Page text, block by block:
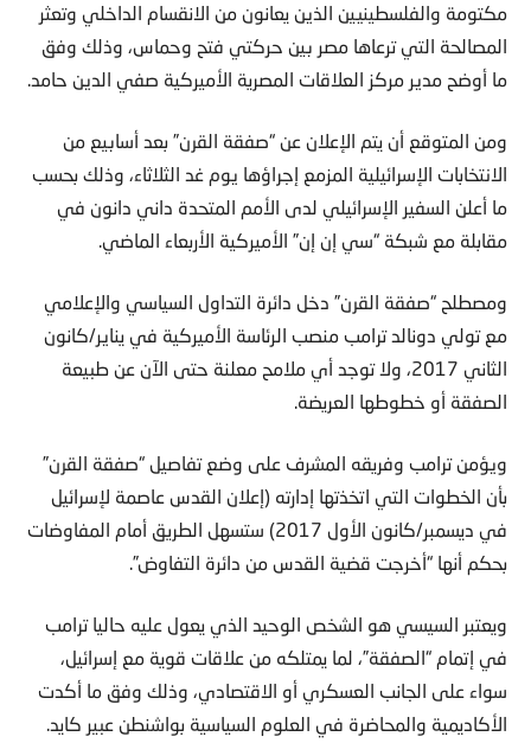
مكتومة والفلسطينيين الذين يعانون من الانقسام الداخلي وتعثر
المصالحة التي ترعاها مصر بين حركتي فتح وحماس، وذلك وفق
ما أوضح مدير مركز العلاقات المصرية الأميركية صفي الدين حامد.
ومن المتوقع أن يتم الإعلان عن “صفقة القرن” بعد أسابيع من
الانتخابات الإسرائيلية المزمع إجراؤها يوم غد الثلاثاء، وذلك بحسب
ما أعلن السفير الإسرائيلي لدى الأمم المتحدة داني دانون في
مقابلة مع شبكة “سي إن إن” الأميركية الأربعاء الماضي.
ومصطلح “صفقة القرن” دخل دائرة التداول السياسي والإعلامي
مع تولي دونالد ترامب منصب الرئاسة الأميركية في يناير/كانون
الثاني 2017، ولا توجد أي ملامح معلنة حتى الآن عن طبيعة
الصفقة أو خطوطها العريضة.
ويؤمن ترامب وفريقه المشرف على وضع تفاصيل “صفقة القرن”
بأن الخطوات التي اتخذتها إدارته (إعلان القدس عاصمة لإسرائيل
في ديسمبر/كانون الأول 2017) ستسهل الطريق أمام المفاوضات
بحكم أنها “أخرجت قضية القدس من دائرة التفاوض”.
ويعتبر السيسي هو الشخص الوحيد الذي يعول عليه حاليا ترامب
في إتمام “الصفقة”، لما يمتلكه من علاقات قوية مع إسرائيل،
سواء على الجانب العسكري أو الاقتصادي، وذلك وفق ما أكدت
الأكاديمية والمحاضرة في العلوم السياسية بواشنطن عبير كايد.